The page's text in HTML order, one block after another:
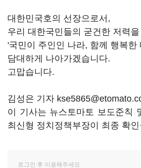
대한민국호의 선장으로서,
우리 대한국민들의 굳건한 저력
'국민이 주인인 나라, 함께 행복한
담대하게 나아가겠습니다.
고맙습니다.
김성은 기자
이 기사는 뉴스토마토 보도준칙
최신형 정치정책부장이 최종 확인